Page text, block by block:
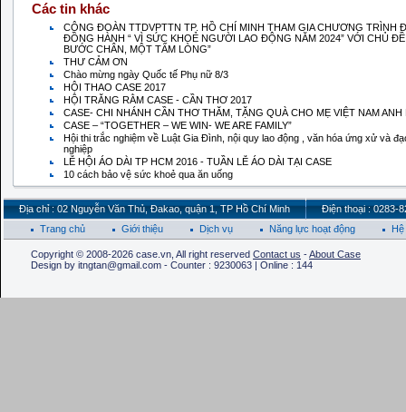
Các tin khác
CÔNG ĐOÀN TTDVPTTN TP. HỒ CHÍ MINH THAM GIA CHƯƠNG TRÌNH
ĐỒNG HÀNH “ VÌ SỨC KHOẺ NGƯỜI LAO ĐỘNG NĂM 2024” VỚI CHỦ ĐỀ
BƯỚC CHÂN, MỘT TẤM LÒNG”
THƯ CẢM ƠN
Chào mừng ngày Quốc tế Phụ nữ 8/3
HỘI THAO CASE 2017
HỘI TRĂNG RẰM CASE - CẦN THƠ 2017
CASE- CHI NHÁNH CẦN THƠ THĂM, TẶNG QUÀ CHO MẸ VIỆT NAM ANH
CASE – “TOGETHER – WE WIN- WE ARE FAMILY”
Hội thi trắc nghiệm về Luật Gia Đình, nội quy lao động , văn hóa ứng xử và
nghiệp
LỄ HỘI ÁO DÀI TP HCM 2016 - TUẦN LỄ ÁO DÀI TẠI CASE
10 cách bảo vệ sức khoẻ qua ăn uống
Địa chỉ : 02 Nguyễn Văn Thủ, Đakao, quận 1, TP Hồ Chí Minh
Điện thoại : 0283-
Trang chủ
Giới thiệu Dịch vụ Năng lực hoạt động
Copyright © 2008-2026 case.vn, All right reserved Contact us -About Case
Design by itngtan@gmail.com - Counter : 9230063 | Online : 144